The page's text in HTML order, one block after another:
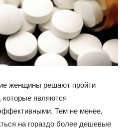
женщины решают пройти
которые являются
Тем не менее,
на гораздо более дешевые